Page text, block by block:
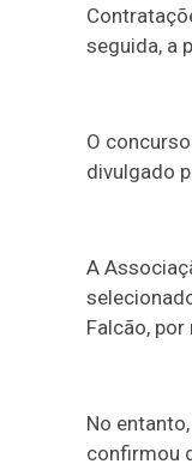
seguida, a
O
divulgado
A
Falcão,
No
confirmou